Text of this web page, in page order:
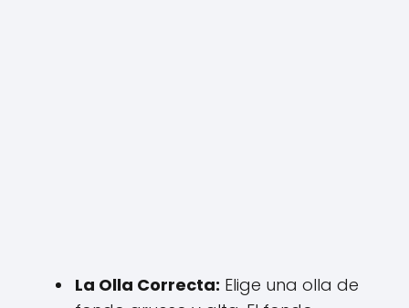
La Olla Correcta: Elige una olla de